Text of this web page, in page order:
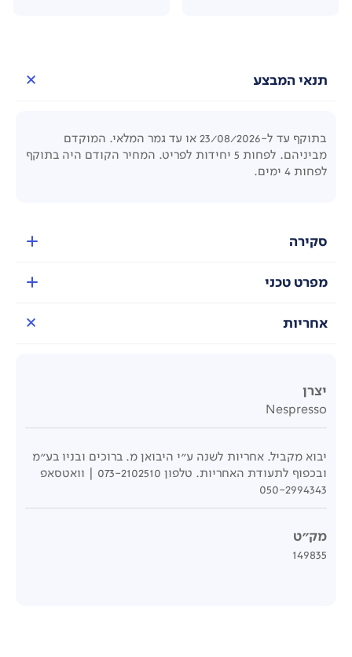
תנאי המבצע
בתוקף עד ל-23/08/2026 או עד גמר המלאי. המוקדם
מביניהם. לפחות 5 יחידות לפריט. המחיר הקודם היה בתוקף
לפחות 4 ימים.
סקירה
מפרט טכני
אחריות
יצרן
Nespresso
יבוא מקביל. אחריות לשנה ע"י היבואן מ. ברוכים ובניו בע"מ
ובכפוף לתעודת האחריות. טלפון 073-2102510 | וואטסאפ
050-2994343
מק"ט
149835